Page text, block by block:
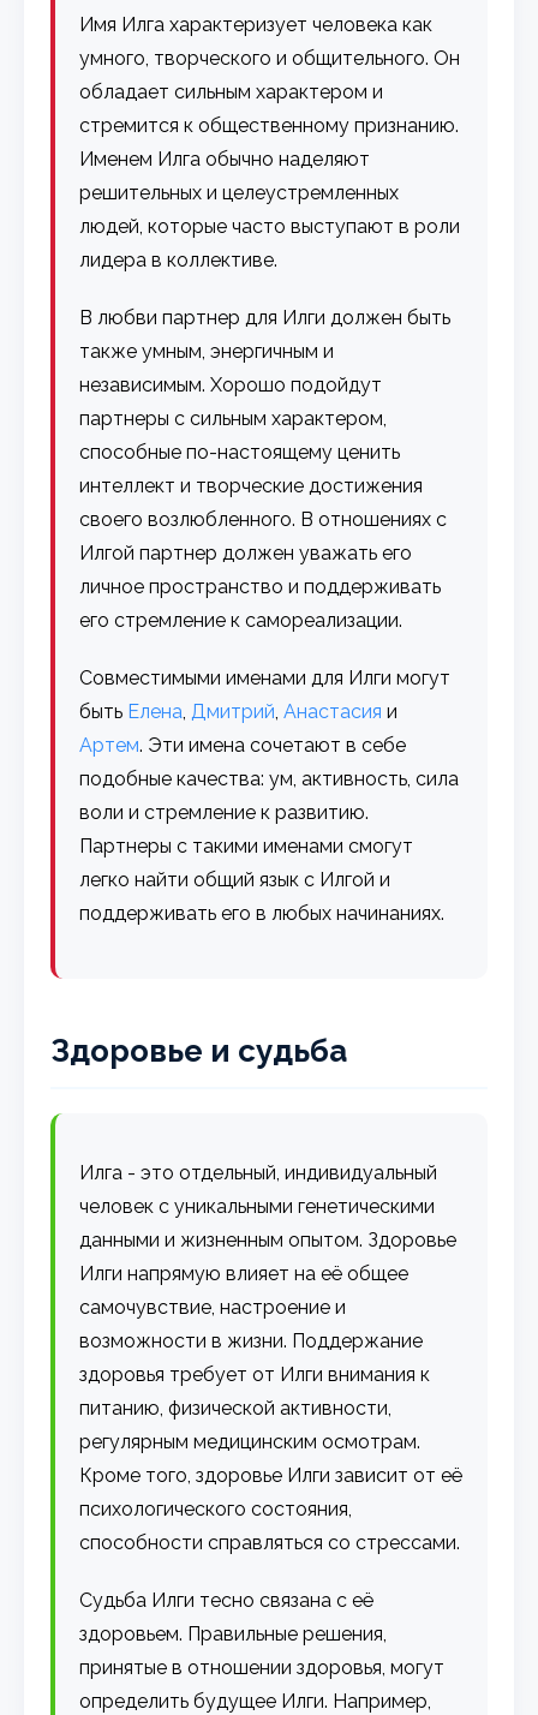
Имя Илга характеризует человека как
умного, творческого и общительного. Он
обладает сильным характером и
стремится к общественному признанию.
Именем Илга обычно наделяют
решительных и целеустремленных
людей, которые часто выступают в роли
лидера в коллективе.
В любви партнер для Илги должен быть
также умным, энергичным и
независимым. Хорошо подойдут
партнеры с сильным характером,
способные по-настоящему ценить
интеллект и творческие достижения
своего возлюбленного. В отношениях с
Илгой партнер должен уважать его
личное пространство и поддерживать
его стремление к самореализации.
Совместимыми именами для Илги могут
быть Елена,Дмитрий,Анастасия и
Артем. Эти имена сочетают в себе
подобные качества: ум, активность, сила
воли и стремление к развитию.
Партнеры с такими именами смогут
легко найти общий язык с Илгой и
поддерживать его в любых начинаниях.
Здоровье и судьба
Илга - это отдельный, индивидуальный
человек с уникальными генетическими
данными и жизненным опытом. Здоровье
Илги напрямую влияет на её общее
самочувствие, настроение и
возможности в жизни. Поддержание
здоровья требует от Илги внимания к
питанию, физической активности,
регулярным медицинским осмотрам.
Кроме того, здоровье Илги зависит от её
психологического состояния,
способности справляться со стрессами.
Судьба Илги тесно связана с её
здоровьем. Правильные решения,
принятые в отношении здоровья, могут
определить будущее Илги. Например,